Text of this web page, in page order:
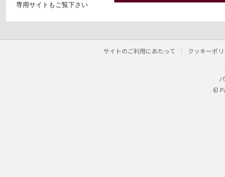
専用サイトもご覧下さい
サイトのご利用にあたって クッキーポ
©